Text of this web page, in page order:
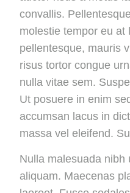
convallis.
molestie tempor eu at
pellentesque, mauris
risus tortor congue
nulla vitae sem.
Ut posuere in enim
accumsan lacus in
massa vel eleifend.
Nulla malesuada nibh
aliquam. Maecenas